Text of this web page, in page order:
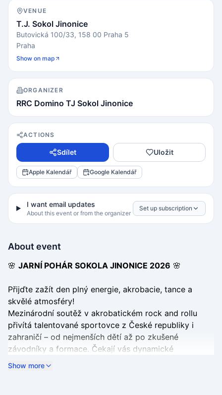
VENUE
T.J. Sokol Jinonice
Butovická 100/33, 158 00 Praha 5
Praha
Show on map
ORGANIZER
RRC Domino TJ Sokol Jinonice
ACTIONS
Sdílet Uložit
Apple Kalendář Google Kalendář
I want email updates
About this event or from the organizer
Set up subscription
About event
🌸 JARNÍ POHÁR SOKOLA JINONICE 2026 🌸
Přijďte zažít den plný energie, akrobacie, tance a
skvělé atmosféry!
Mezinárodní soutěž v akrobatickém rock and rollu
přivítá talentované sportovce z České republiky i
zahraničí – od nejmenších dětí až po zkušené
závodníky a formace. Čekají vás dynamické
choreografie, neuvěřitelné akrobatické prvky, soutěžní
Show more